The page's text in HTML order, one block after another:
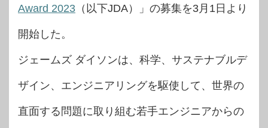
Award 2023 （以下JDA）」の募集を3月1日より
開始した。
ジェームズ ダイソンは、科学、サステナブルデ
ザイン、エンジニアリングを駆使して、世界の
直面する問題に取り組む若手エンジニアからの